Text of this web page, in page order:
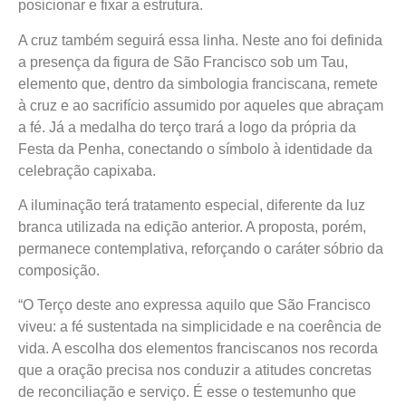
posicionar e fixar a estrutura.
A cruz também seguirá essa linha. Neste ano foi definida
a presença da figura de São Francisco sob um Tau,
elemento que, dentro da simbologia franciscana, remete
à cruz e ao sacrifício assumido por aqueles que abraçam
a fé. Já a medalha do terço trará a logo da própria da
Festa da Penha, conectando o símbolo à identidade da
celebração capixaba.
A iluminação terá tratamento especial, diferente da luz
branca utilizada na edição anterior. A proposta, porém,
permanece contemplativa, reforçando o caráter sóbrio da
composição.
“O Terço deste ano expressa aquilo que São Francisco
viveu: a fé sustentada na simplicidade e na coerência de
vida. A escolha dos elementos franciscanos nos recorda
que a oração precisa nos conduzir a atitudes concretas
de reconciliação e serviço. É esse o testemunho que